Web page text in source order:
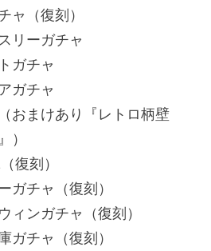
ャ（復刻）
リーガチャ
ガチャ
ガチャ
おまけあり『レトロ柄壁
）
復刻）
ガチャ（復刻）
ィンガチャ（復刻）
ガチャ（復刻）